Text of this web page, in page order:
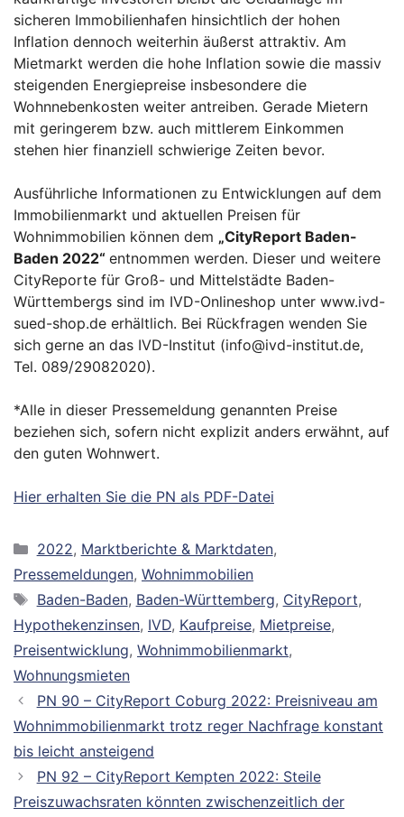
sicheren Immobilienhafen hinsichtlich der hohen
Inflation dennoch weiterhin äußerst attraktiv. Am
Mietmarkt werden die hohe Inflation sowie die massiv
steigenden Energiepreise insbesondere die
Wohnnebenkosten weiter antreiben. Gerade Mietern
mit geringerem bzw. auch mittlerem Einkommen
stehen hier finanziell schwierige Zeiten bevor.
Ausführliche Informationen zu Entwicklungen auf dem
Immobilienmarkt und aktuellen Preisen für
Wohnimmobilien können dem „CityReport Baden-
Baden 2022“ entnommen werden. Dieser und weitere
CityReporte für Groß- und Mittelstädte Baden-
Württembergs sind im IVD-Onlineshop unter www.ivd-
sued-shop.de erhältlich. Bei Rückfragen wenden Sie
sich gerne an das IVD-Institut (info@ivd-institut.de,
Tel. 089/29082020).
*Alle in dieser Pressemeldung genannten Preise
beziehen sich, sofern nicht explizit anders erwähnt, auf
den guten Wohnwert.
Hier erhalten Sie die PN als PDF-Datei
Kategorien
2022, Marktberichte & Marktdaten,
Pressemeldungen, Wohnimmobilien
Schlagwörter
Baden-Baden, Baden-Württemberg, CityReport,
Hypothekenzinsen, IVD, Kaufpreise, Mietpreise,
Preisentwicklung, Wohnimmobilienmarkt,
Wohnungsmieten
PN 90 – CityReport Coburg 2022: Preisniveau am
Wohnimmobilienmarkt trotz reger Nachfrage konstant
bis leicht ansteigend
PN 92 – CityReport Kempten 2022: Steile
Preiszuwachsraten könnten zwischenzeitlich der